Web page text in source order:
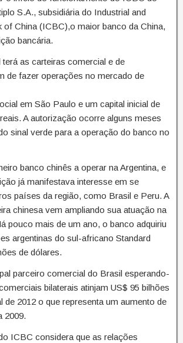
S.A., subsidiária do Industrial and
of China (ICBC),o maior banco da China,
bancária.
as carteiras comercial e de
de fazer operações no mercado de
em São Paulo e um capital inicial de
A autorização ocorre alguns meses
sinal verde para a operação do banco no
banco chinês a operar na Argentina, e
já manifestava interesse em se
países da região, como Brasil e Peru. A
chinesa vem ampliando sua atuação na
pouco mais de um ano, o banco adquiriu
argentinas do sul-africano Standard
de dólares.
parceiro comercial do Brasil esperando-
bilaterais atinjam US$ 95 bilhões
de 2012 o que representa um aumento de
2009.
ICBC considera que as relações